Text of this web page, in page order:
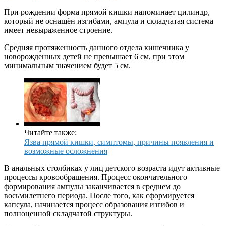
При рождении форма прямой кишки напоминает цилиндр,
который не оснащён изгибами, ампула и складчатая система
имеет невыраженное строение.
Средняя протяженность данного отдела кишечника у
новорожденных детей не превышает 6 см, при этом
минимальным значением будет 5 см.
Читайте также:
Язва прямой кишки, симптомы, причины появления и
возможные осложнения
В анальных столбиках у лиц детского возраста идут активные
процессы кровообращения. Процесс окончательного
формирования ампулы заканчивается в среднем до
восьмилетнего периода. После того, как сформируется
капсула, начинается процесс образования изгибов и
полноценной складчатой структуры.